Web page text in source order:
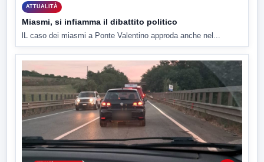
ATTUALITÀ
Miasmi, si infiamma il dibattito politico
lL caso dei miasmi a Ponte Valentino approda anche nel...